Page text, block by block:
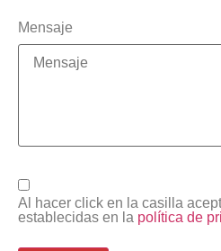
Mensaje
Al hacer click en la casilla
establecidas en la política de